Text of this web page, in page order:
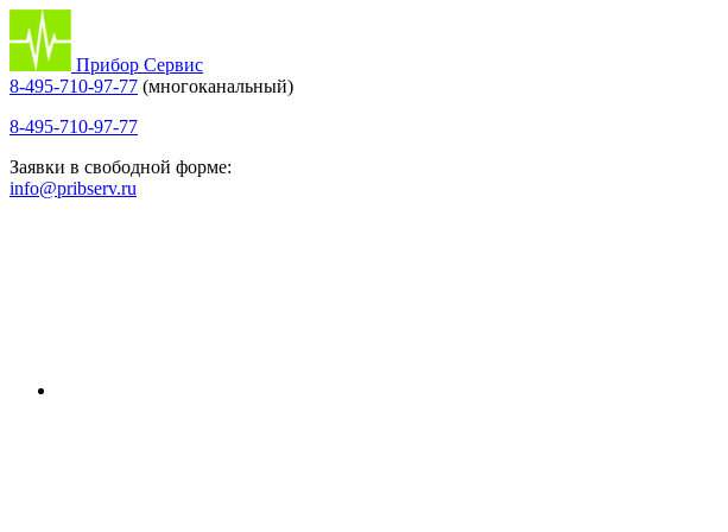
Прибор Сервис
8-495-710-97-77 (многоканальный)
8-495-710-97-77
Заявки в свободной форме:
info@pribserv.ru